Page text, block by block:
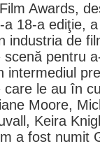
Film Awards,
a 18-a ediţie,
industria de
pentru
intermediul
care le au în
Moore,
, Keira
a fost numit